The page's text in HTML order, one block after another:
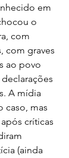
em
o
com
com graves
ao povo
A mídia
caso, mas
críticas
(ainda